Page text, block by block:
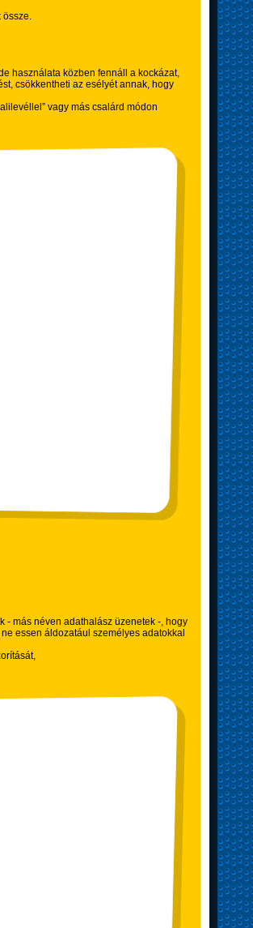
össze.
használata közben fennáll a kockázat,
csökkentheti az esélyét annak, hogy
vagy más csalárd módon
- más néven adathalász üzenetek -, hogy
essen áldozatául személyes adatokkal